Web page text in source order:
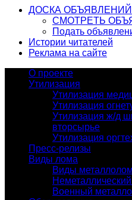
ДОСКА ОБЪЯВЛЕНИЙ
СМОТРЕТЬ
Подать
Истории читателей
Реклама на сайте
О проекте
Утилизация
Утилизация
Утилизация
Утилизация ж/д
вторсырье
Утилизация
Пресс-релизы
Виды лома
Виды
Военный